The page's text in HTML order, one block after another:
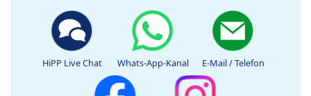
HiPP Live Chat Whats-App-Kanal E-Mail / Telefon